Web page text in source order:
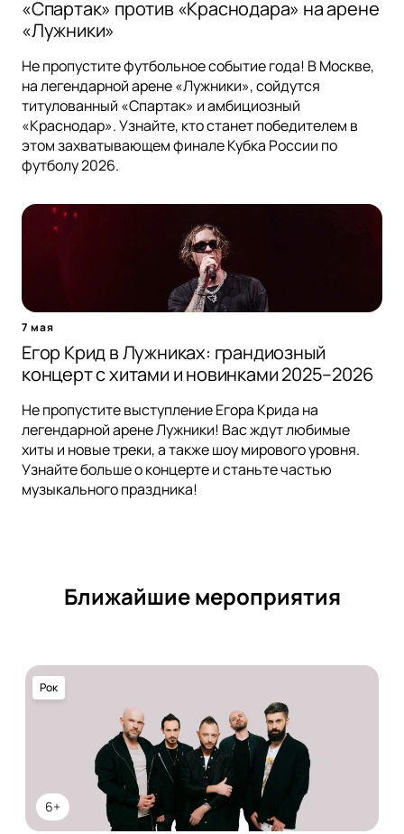
«Спартак» против «Краснодара» на арене
«Лужники»
Не пропустите футбольное событие года! В Москве,
на легендарной арене «Лужники», сойдутся
титулованный «Спартак» и амбициозный
«Краснодар». Узнайте, кто станет победителем в
этом захватывающем финале Кубка России по
футболу 2026.
7 мая
Егор Крид в Лужниках: грандиозный
концерт с хитами и новинками 2025–2026
Не пропустите выступление Егора Крида на
легендарной арене Лужники! Вас ждут любимые
хиты и новые треки, а также шоу мирового уровня.
Узнайте больше о концерте и станьте частью
музыкального праздника!
Ближайшие мероприятия
6+
Рок